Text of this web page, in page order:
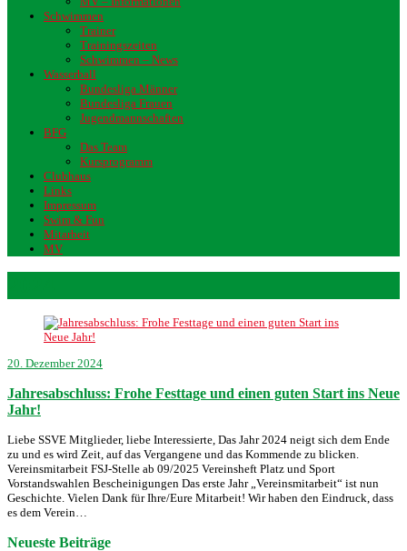
Schwimmen
Trainer
Trainingszeiten
Schwimmen – News
Wasserball
Bundesliga Männer
Bundesliga Frauen
Jugendmannschaften
BFG
Das Team
Kursprogramm
Clubhaus
Links
Impressum
Swim & Fun
Mitarbeit
MV
20. Dezember 2024
Jahresabschluss: Frohe Festtage und einen guten Start ins Neue
Jahr!
Liebe SSVE Mitglieder, liebe Interessierte, Das Jahr 2024 neigt sich dem Ende
zu und es wird Zeit, auf das Vergangene und das Kommende zu blicken.
Vereinsmitarbeit FSJ-Stelle ab 09/2025 Vereinsheft Platz und Sport
Vorstandswahlen Bescheinigungen Das erste Jahr „Vereinsmitarbeit“ ist nun
Geschichte. Vielen Dank für Ihre/Eure Mitarbeit! Wir haben den Eindruck, dass
es dem Verein…
Neueste Beiträge